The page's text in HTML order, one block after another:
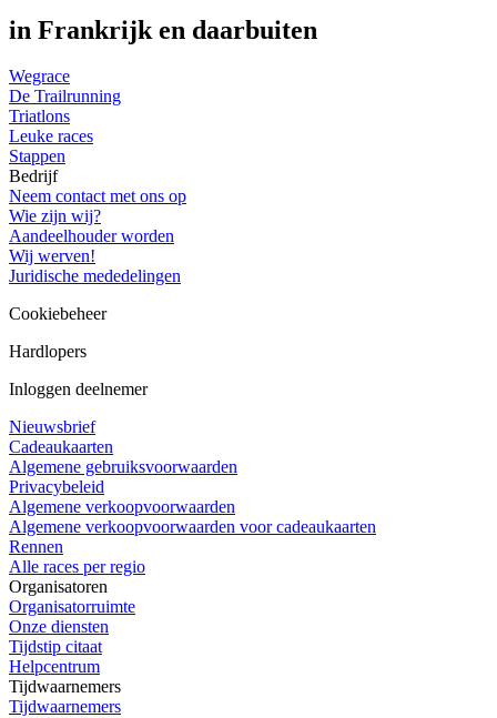
in Frankrijk en daarbuiten
Wegrace
De Trailrunning
Triatlons
Leuke races
Stappen
Bedrijf
Neem contact met ons op
Wie zijn wij?
Aandeelhouder worden
Wij werven!
Juridische mededelingen
Cookiebeheer
Hardlopers
Inloggen deelnemer
Nieuwsbrief
Cadeaukaarten
Algemene gebruiksvoorwaarden
Privacybeleid
Algemene verkoopvoorwaarden
Algemene verkoopvoorwaarden voor cadeaukaarten
Rennen
Alle races per regio
Organisatoren
Organisatorruimte
Onze diensten
Tijdstip citaat
Helpcentrum
Tijdwaarnemers
Tijdwaarnemers